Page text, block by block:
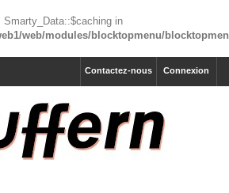
Smarty_Data::$caching in
web/modules/blocktopmenu/
Connexion
Contactez-nous